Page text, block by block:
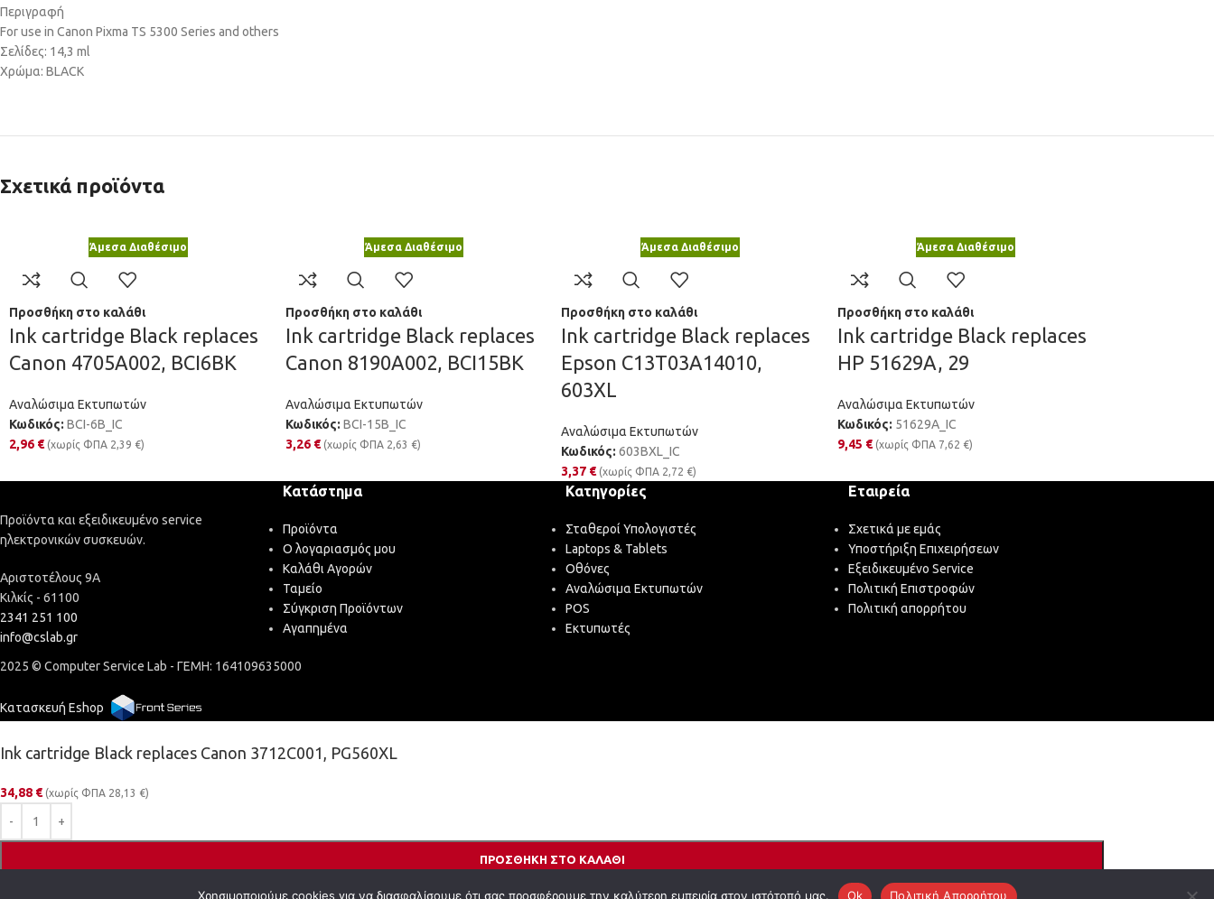
Περιγραφή
For use in Canon Pixma TS 5300 Series and others
Σελίδες: 14,3 ml
Χρώμα: BLACK
Σχετικά προϊόντα
Άμεσα Διαθέσιμο
Προσθήκη στο καλάθι
Ink cartridge Black replaces
Canon 4705A002, BCI6BK
Αναλώσιμα Εκτυπωτών
Κωδικός: BCI-6B_IC
2,96 € (χωρίς ΦΠΑ 2,39 €)
Άμεσα Διαθέσιμο
Προσθήκη στο καλάθι
Ink cartridge Black replaces
Canon 8190A002, BCI15BK
Αναλώσιμα Εκτυπωτών
Κωδικός: BCI-15B_IC
3,26 € (χωρίς ΦΠΑ 2,63 €)
Άμεσα Διαθέσιμο
Προσθήκη στο καλάθι
Ink cartridge Black replaces
Epson C13T03A14010,
603XL
Αναλώσιμα Εκτυπωτών
Κωδικός: 603BXL_IC
3,37 € (χωρίς ΦΠΑ 2,72 €)
Άμεσα Διαθέσιμο
Προσθήκη στο καλάθι
Ink cartridge Black replaces
HP 51629A, 29
Αναλώσιμα Εκτυπωτών
Κωδικός: 51629A_IC
9,45 € (χωρίς ΦΠΑ 7,62 €)
Προϊόντα και εξειδικευμένο service
ηλεκτρονικών συσκευών.
Αριστοτέλους 9Α
Κιλκίς - 61100
2341 251 100
info@cslab.gr
Κατάστημα
Προϊόντα
Ο λογαριασμός μου
Καλάθι Αγορών
Ταμείο
Σύγκριση Προϊόντων
Αγαπημένα
Κατηγορίες
Σταθεροί Υπολογιστές
Laptops & Tablets
Οθόνες
Αναλώσιμα Εκτυπωτών
POS
Εκτυπωτές
Εταιρεία
Σχετικά με εμάς
Υποστήριξη Επιχειρήσεων
Εξειδικευμένο Service
Πολιτική Επιστροφών
Πολιτική απορρήτου
2025 © Computer Service Lab - ΓΕΜΗ: 164109635000
Κατασκευή Eshop
Ink cartridge Black replaces Canon 3712C001, PG560XL
34,88 € (χωρίς ΦΠΑ 28,13 €)
ΠΡΟΣΘΉΚΗ ΣΤΟ ΚΑΛΆΘΙ
Χρησιμοποιούμε cookies για να διασφαλίσουμε ότι σας προσφέρουμε την καλύτερη εμπειρία στον ιστότοπό μας. Ok Πολιτική Απορρήτου